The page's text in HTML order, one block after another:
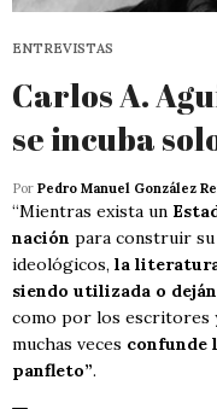
ENTREVISTAS
Carlos A.
se incuba
Por Pedro Manuel González
“Mientras exista un
nación para construir su
ideológicos, la
siendo utilizada o
como por los escritores
muchas veces confunde
panfleto”.